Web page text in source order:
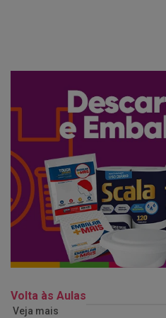
Volta às Aulas
Veja mais